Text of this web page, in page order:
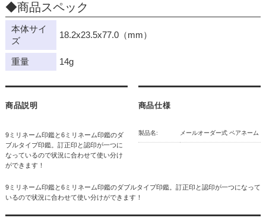
◆商品スペック
本体サイ
ズ
18.2x23.5x77.0（mm）
重量 14g
商品説明
9ミリネーム印鑑と6ミリネーム印鑑のダ
ブルタイプ印鑑。訂正印と認印が一つに
なっているので状況に合わせて使い分け
ができます！
商品仕様
製品名: メールオーダー式 ペアネーム
9ミリネーム印鑑と6ミリネーム印鑑のダブルタイプ印鑑。訂正印と認印が一つになって
いるので状況に合わせて使い分けができます！